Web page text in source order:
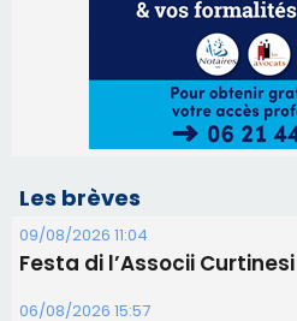
Ucciani – Marché des
projection sous les étoiles
06/08/2026 15:04
Alata - Soirée Tango
Benedetto